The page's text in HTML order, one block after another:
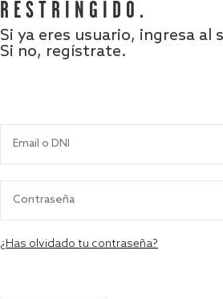
RESTRINGIDO.
Si ya eres usuario, ingresa al
Si no, regístrate.
¿Has olvidado tu contraseña?